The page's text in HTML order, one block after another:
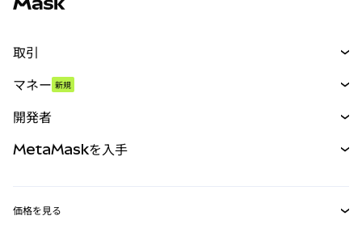
取引
パーペチュアル
RWA
マネー 新規
開発者
MetaMaskを入手
価格を見る